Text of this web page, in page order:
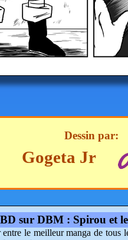
Dessin par:
Gogeta Jr
sur DBM : Spirou et
entre le meilleur manga de tous